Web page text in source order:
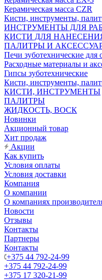
Керамическая масса CZR
Кисти, инструменты,
ИНСТРУМЕНТЫ ДЛЯ
КИСТИ ДЛЯ
ПАЛИТРЫ И
Печи зуботехнические для
Расходные материалы и
Гипсы зуботехнические
Кисти, инструменты,
КИСТИ, ИНСТРУМЕНТЫ
ПАЛИТРЫ
ЖИДКОСТЬ, ВОСК
Новинки
Акционный товар
Хит продаж
Акции
Как купить
Условия оплаты
Условия доставки
Компания
О компании
О компаниях
Новости
Отзывы
Контакты
Партнеры
Контакты
+375 44 792-24-99
+375 44 792-24-99
+375 17 320-21-99